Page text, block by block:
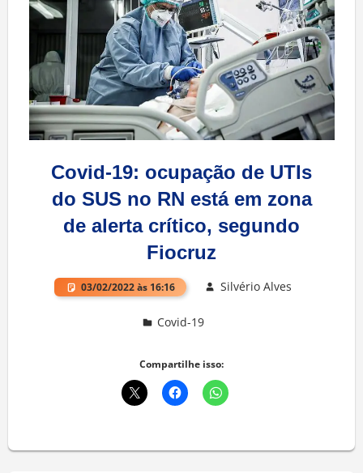
Covid-19: ocupação de UTIs
do SUS no RN está em zona
de alerta crítico, segundo
Fiocruz
03/02/2022 às 16:16 Silvério Alves
Covid-19
Compartilhe isso: